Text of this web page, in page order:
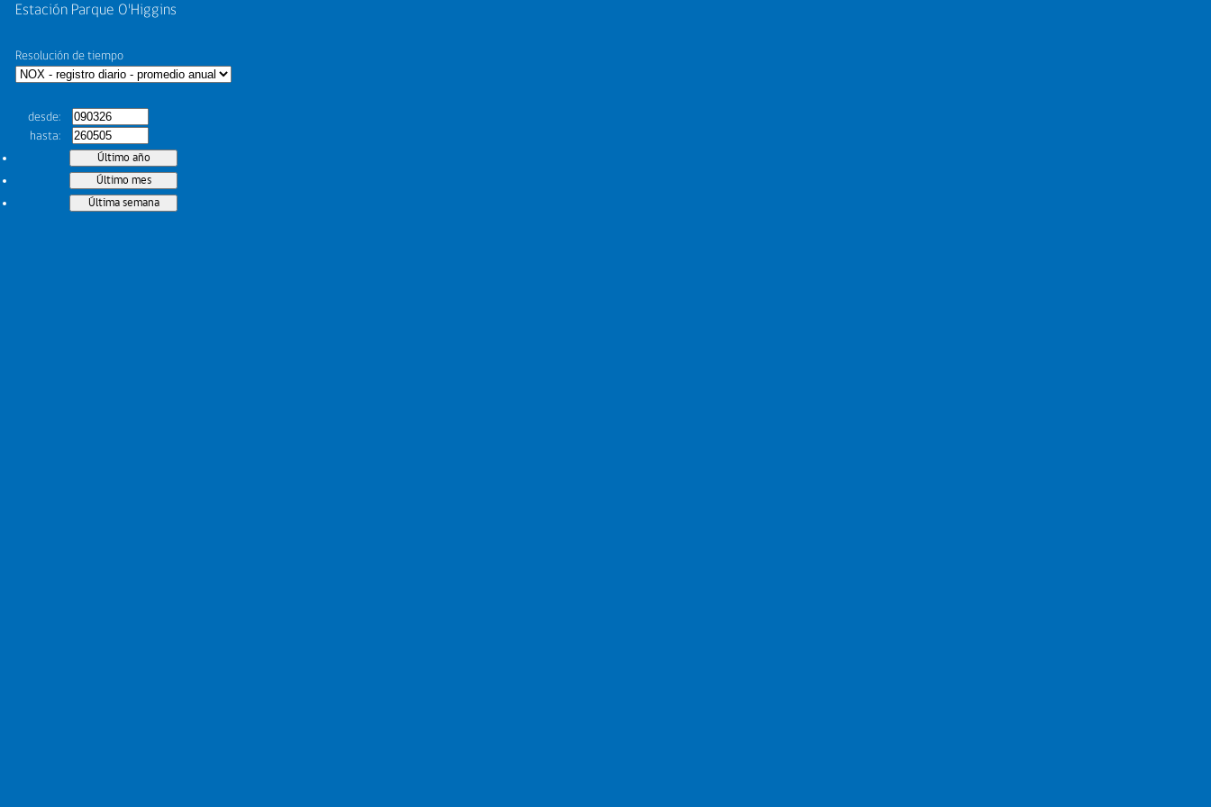
Estación Parque O'Higgins
Resolución de tiempo
desde
hasta